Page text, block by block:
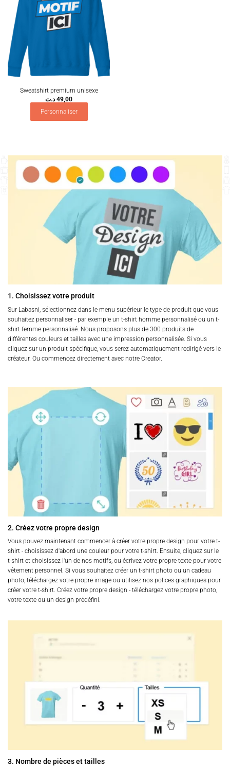
Sweatshirt premium unisexe
49,00 د.ت
Personnaliser
1. Choisissez votre produit
Sur Labasni, sélectionnez dans le menu supérieur le type de produit que vous
souhaitez personnaliser - par exemple un t-shirt homme personnalisé ou un t-
shirt femme personnalisé. Nous proposons plus de 300 produits de
différentes couleurs et tailles avec une impression personnalisée. Si vous
cliquez sur un produit spécifique, vous serez automatiquement redirigé vers le
créateur. Ou commencez directement avec notre Creator.
2. Créez votre propre design
Vous pouvez maintenant commencer à créer votre propre design pour votre t-
shirt - choisissez d'abord une couleur pour votre t-shirt. Ensuite, cliquez sur le
t-shirt et choisissez l'un de nos motifs, ou écrivez votre propre texte pour votre
vêtement personnel. Si vous souhaitez créer un t-shirt photo ou un cadeau
photo, téléchargez votre propre image ou utilisez nos polices graphiques pour
créer votre t-shirt. Créez votre propre design - téléchargez votre propre photo,
votre texte ou un design prédéfini.
3. Nombre de pièces et tailles